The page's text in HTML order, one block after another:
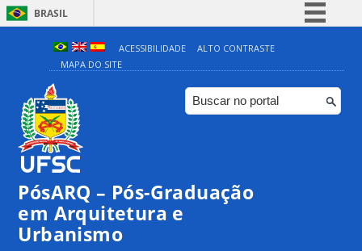
BRASIL
Simplifique!
Comunica BR
Participe
ACESSIBILIDADE
ALTO CONTRASTE
MAPA DO SITE
PósARQ – Pós-Graduação
em Arquitetura e
Urbanismo